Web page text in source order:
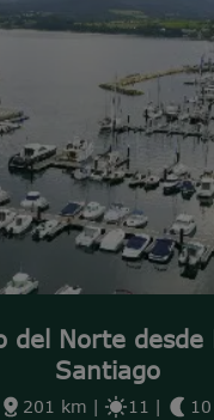
del Norte desde
Santiago
201 km | 11 | 10